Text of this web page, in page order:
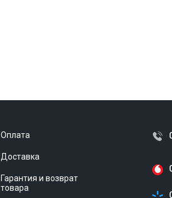
Оплата
Доставка
Гарантия и возврат
товара